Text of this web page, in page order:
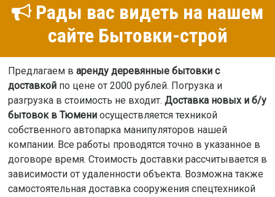
Рады вас видеть на нашем
сайте Бытовки-строй
Предлагаем в аренду деревянные бытовки с
доставкойпо цене от 2000 рублей. Погрузка и
разгрузка в стоимость не входит. Доставка новых и б/у
бытовок в Тюмениосуществляется техникой
собственного автопарка манипуляторов нашей
компании. Все работы проводятся точно в указанное в
договоре время. Стоимость доставки рассчитывается в
зависимости от удаленности объекта. Возможна также
самостоятельная доставка сооружения спецтехникой